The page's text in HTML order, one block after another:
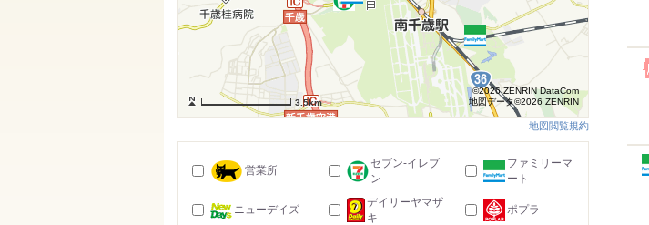
3.5km
©2026 ZENRIN DataCom
地図データ©2026 ZENRIN
地図閲覧規約
営業所
セブン-イレブ
ン
ファミリーマ
ート
ニューデイズ
デイリーヤマザ
キ
ポプラ